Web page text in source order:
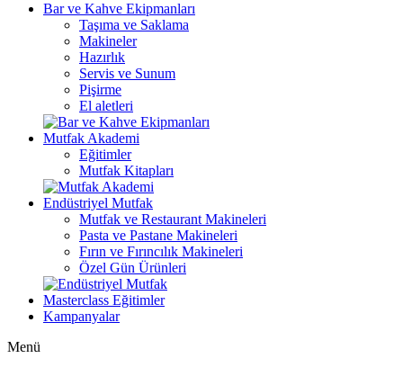
Bar ve Kahve Ekipmanları
Taşıma ve Saklama
Makineler
Hazırlık
Servis ve Sunum
Pişirme
El aletleri
Mutfak Akademi
Eğitimler
Mutfak Kitapları
Endüstriyel Mutfak
Mutfak ve Restaurant Makineleri
Pasta ve Pastane Makineleri
Fırın ve Fırıncılık Makineleri
Özel Gün Ürünleri
Masterclass Eğitimler
Kampanyalar
Menü